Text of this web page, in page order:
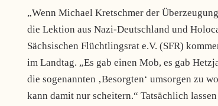
„Wenn Michael Kretschmer der
die Lektion aus Nazi-Deutschland und
Sächsischen Flüchtlingsrat e.V. (SFR)
im Landtag. „Es gab einen Mob, es gab
die sogenannten ‚Besorgten‘ umsorgen zu
kann damit nur scheitern.“ Tatsächlich